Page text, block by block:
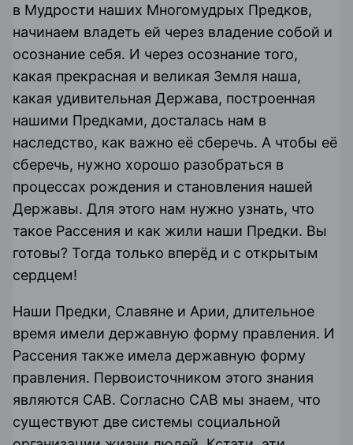
в Мудрости наших Многомудрых Предков,
начинаем владеть ей через владение собой и
осознание себя. И через осознание того,
какая прекрасная и великая Земля наша,
какая удивительная Держава, построенная
нашими Предками, досталась нам в
наследство, как важно её сберечь. А чтобы её
сберечь, нужно хорошо разобраться в
процессах рождения и становления нашей
Державы. Для этого нам нужно узнать, что
такое Рассения и как жили наши Предки. Вы
готовы? Тогда только вперёд и с открытым
сердцем!
Наши Предки, Славяне и Арии, длительное
время имели державную форму правления. И
Рассения также имела державную форму
правления. Первоисточником этого знания
являются САВ. Согласно САВ мы знаем, что
существуют две системы социальной